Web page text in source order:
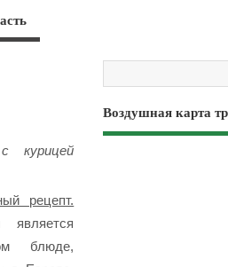
рецепт.
блюде,
Воздушная карта